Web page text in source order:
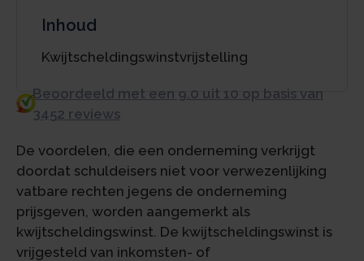
Inhoud
Kwijtscheldingswinstvrijstelling
Beoordeeld met een 9.0 uit 10 op basis van
3452 reviews
De voordelen, die een onderneming verkrijgt
doordat schuldeisers niet voor verwezenlijking
vatbare rechten jegens de onderneming
prijsgeven, worden aangemerkt als
kwijtscheldingswinst. De kwijtscheldingswinst is
vrijgesteld van inkomsten- of